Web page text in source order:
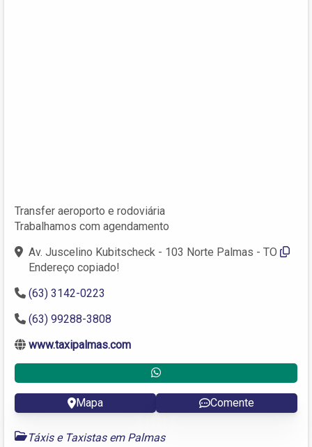
Transfer aeroporto e rodoviária
Trabalhamos com agendamento
Av. Juscelino Kubitscheck - 103 Norte Palmas - TO
Endereço copiado!
(63) 3142-0223
(63) 99288-3808
www.taxipalmas.com
Mapa Comente
Táxis e Taxistas em Palmas